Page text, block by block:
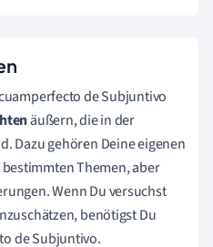
de Subjuntivo
äußern, die in der
Dazu gehören Deine eigenen
Themen, aber
Wenn Du versuchst
benötigst Du
de Subjuntivo.